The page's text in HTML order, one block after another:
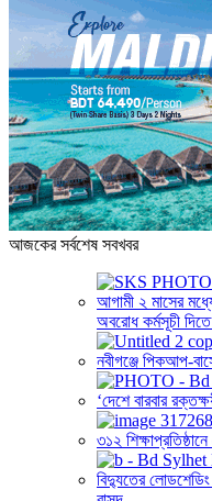
আজকের সর্বশেষ সবখবর
আগামী ২ মাসের
অবরোধ কর্মসূচী
নবীগঞ্জে পিকআপ-
‘দেশে বারবার
৩১২
বিদ্যুতের